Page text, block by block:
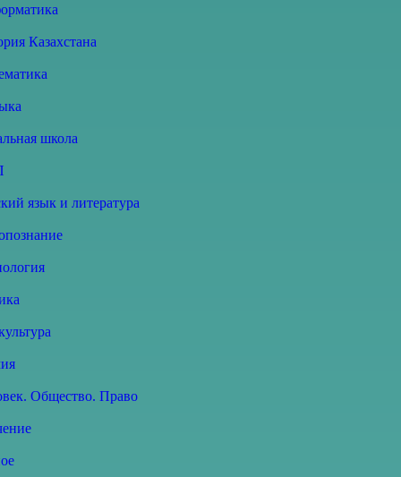
Казахстана
школа
язык и литература
Общество. Право